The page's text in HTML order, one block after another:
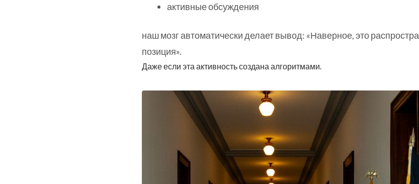
активные обсуждения
наш мозг автоматически делает вывод: «Наверное, это
позиция».
Даже если эта активность создана алгоритмами.